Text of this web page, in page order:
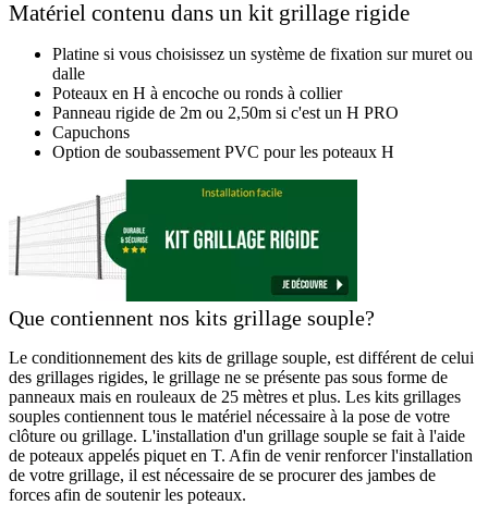
Matériel contenu dans un kit grillage rigide
Platine si vous choisissez un système de fixation sur muret ou
dalle
Poteaux en H à encoche ou ronds à collier
Panneau rigide de 2m ou 2,50m si c'est un H PRO
Capuchons
Option de soubassement PVC pour les poteaux H
Que contiennent nos kits grillage souple?
Le conditionnement des kits de grillage souple, est différent de celui
des grillages rigides, le grillage ne se présente pas sous forme de
panneaux mais en rouleaux de 25 mètres et plus. Les kits grillages
souples contiennent tous le matériel nécessaire à la pose de votre
clôture ou grillage. L'installation d'un grillage souple se fait à l'aide
de poteaux appelés piquet en T. Afin de venir renforcer l'installation
de votre grillage, il est nécessaire de se procurer des jambes de
forces afin de soutenir les poteaux.